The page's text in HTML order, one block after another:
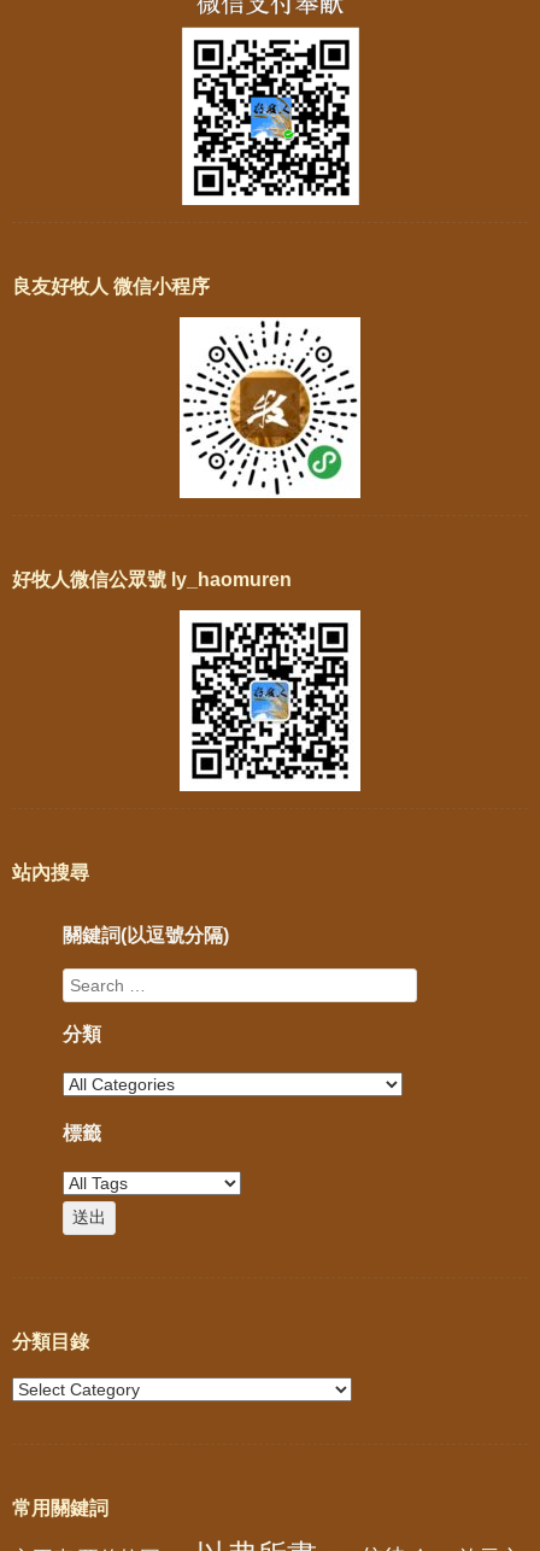
良友好牧人 微信小程序
好牧人微信公眾號 ly_haomuren
站內搜尋
關鍵詞(以逗號分隔)
分類
標籤
分類目錄
常用關鍵詞